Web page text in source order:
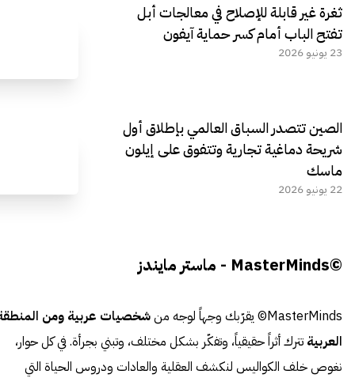
ثغرة غير قابلة للإصلاح في معالجات أبل
تفتح الباب أمام كسر حماية آيفون
23 يونيو 2026
الصين تتصدر السباق العالمي بإطلاق أول
شريحة دماغية تجارية وتتفوق على إيلون
ماسك
22 يونيو 2026
©MasterMinds - ماستر مايندز
MasterMinds© يقرّبك وجهاً لوجه من
شخصيات عربية ومن
العربية تترك أثراً حقيقياً، وتفكّر بشكل مختلف، وتبني بجرأة. في كل حوار،
نغوص خلف الكواليس لنكشف العقلية والعادات ودروس الحياة التي